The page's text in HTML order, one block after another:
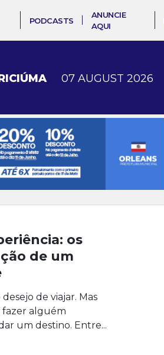
PODCASTS
ANUNCIE
AQUI
07 AUGUST 2026
os
de um
de viajar. Mas
fazer alguém
um destino. Entre...